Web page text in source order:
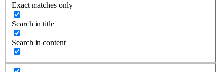
Exact matches only
Search in title
Search in content